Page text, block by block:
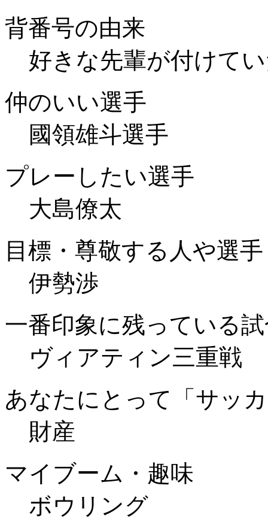
背番号の由来
好きな先輩が付けて
仲のいい選手
國領雄斗選手
プレーしたい選手
大島僚太
目標・尊敬する人や選手
伊勢渉
一番印象に残っている
ヴィアティン三重戦
あなたにとって「サッ
財産
マイブーム・趣味
ボウリング